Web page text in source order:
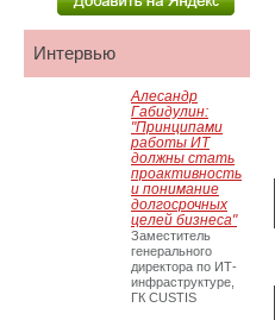
Интервью
Алесандр
Габидулин:
"Принципами
работы ИТ
должны стать
проактивность
и понимание
долгосрочных
целей бизнеса"
Заместитель
генерального
директора по ИТ-
инфраструктуре,
ГК CUSTIS